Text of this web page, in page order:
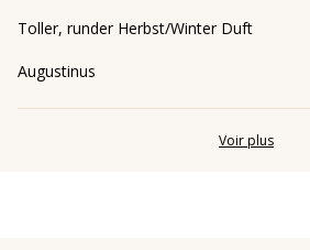
Toller, runder Herbst/Winter Duft
Augustinus
Voir plus